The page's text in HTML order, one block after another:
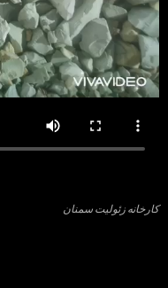
کارخانه زئولیت سمنان